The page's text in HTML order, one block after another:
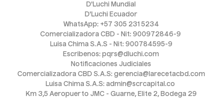
D'Luchi Mundial
D'Luchi Ecuador
WhatsApp: +57 305 231 5234
Comercializadora CBD - Nit: 900972846-9
Luisa Chima S.A.S - Nit: 900784595-9
Escribenos: pqrs@dluchi.com
Notificaciones Judiciales
Comercializadora CBD S.A.S: gerencia@larecetacbd.com
Luisa Chima S.A.S: admin@scrcapital.co
Km 3,5 Aeropuerto JMC - Guarne, Elite 2, Bodega 29